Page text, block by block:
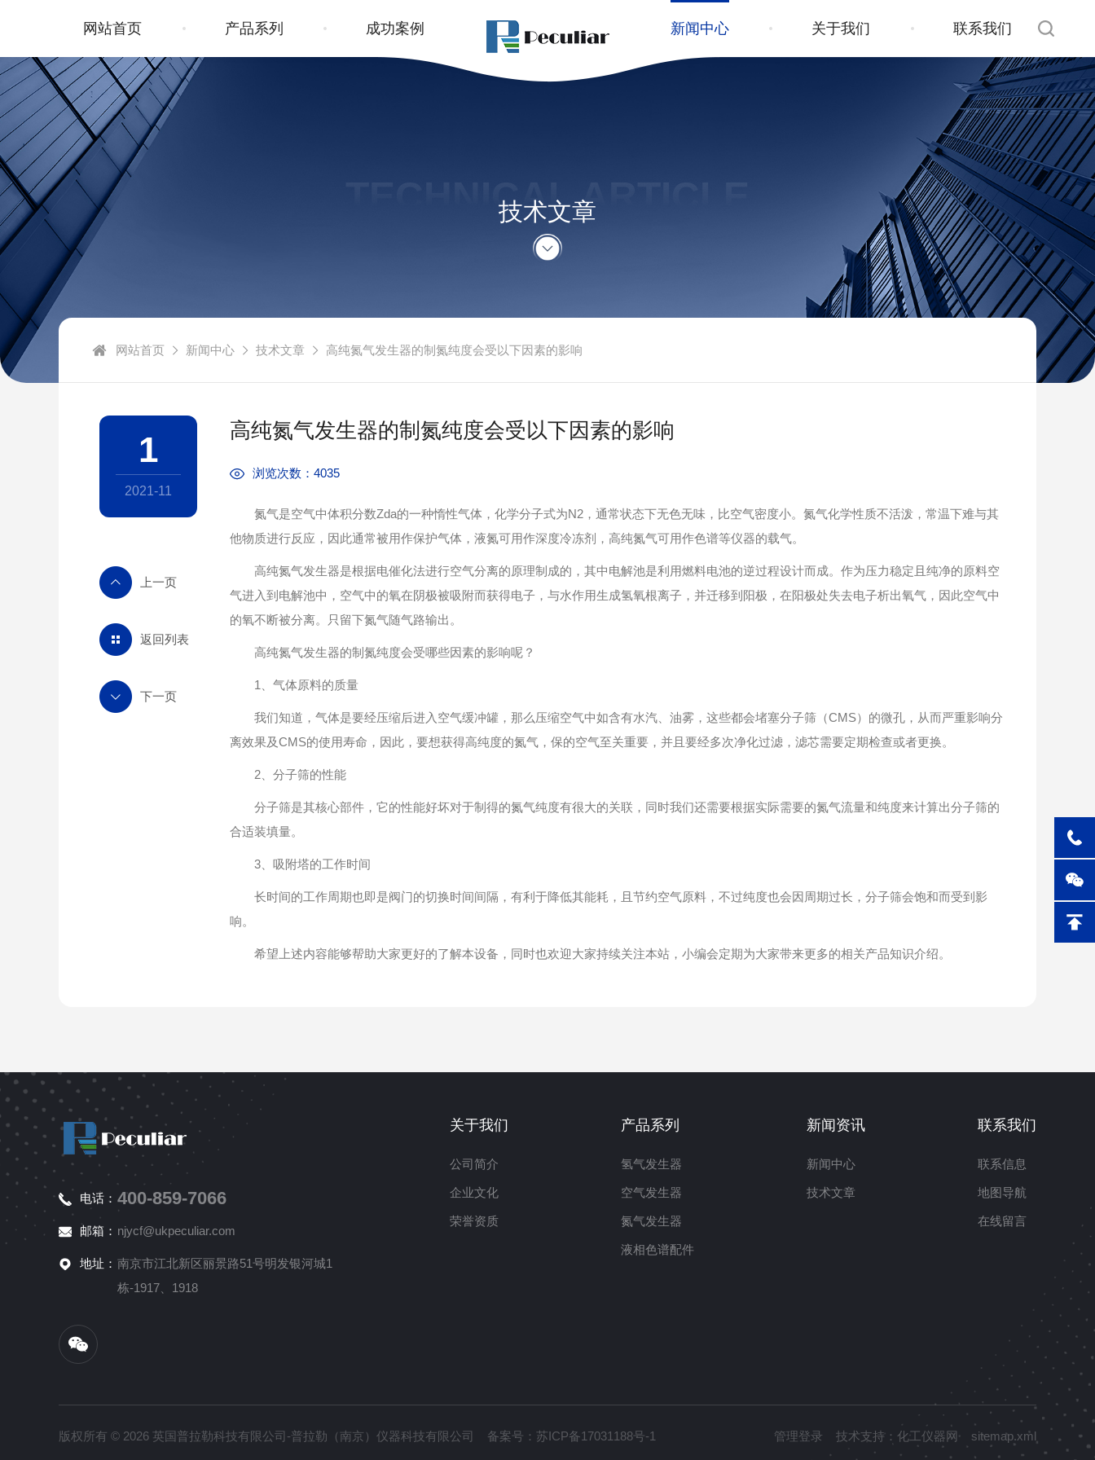
网站首页 产品系列 成功案例 新闻中心 关于我们 联系我们
TECHNICAL ARTICLE
技术文章
网站首页 新闻中心 技术文章 高纯氮气发生器的制氮纯度会受以下因素的影响
高纯氮气发生器的制氮纯度会受以下因素的影响
浏览次数：4035
氮气是空气中体积分数Zda的一种惰性气体，化学分子式为N2，通常状态下无色无味，比空气密度小。氮气化学性质不活泼，常温下难与其
他物质进行反应，因此通常被用作保护气体，液氮可用作深度冷冻剂，高纯氮气可用作色谱等仪器的载气。
高纯氮气发生器是根据电催化法进行空气分离的原理制成的，其中电解池是利用燃料电池的逆过程设计而成。作为压力稳定且纯净的原料空
气进入到电解池中，空气中的氧在阴极被吸附而获得电子，与水作用生成氢氧根离子，并迁移到阳极，在阳极处失去电子析出氧气，因此空气中
的氧不断被分离。只留下氮气随气路输出。
高纯氮气发生器的制氮纯度会受哪些因素的影响呢？
1、气体原料的质量
我们知道，气体是要经压缩后进入空气缓冲罐，那么压缩空气中如含有水汽、油雾，这些都会堵塞分子筛（CMS）的微孔，从而严重影响分
离效果及CMS的使用寿命，因此，要想获得高纯度的氮气，保的空气至关重要，并且要经多次净化过滤，滤芯需要定期检查或者更换。
2、分子筛的性能
分子筛是其核心部件，它的性能好坏对于制得的氮气纯度有很大的关联，同时我们还需要根据实际需要的氮气流量和纯度来计算出分子筛的
合适装填量。
3、吸附塔的工作时间
长时间的工作周期也即是阀门的切换时间间隔，有利于降低其能耗，且节约空气原料，不过纯度也会因周期过长，分子筛会饱和而受到影
响。
希望上述内容能够帮助大家更好的了解本设备，同时也欢迎大家持续关注本站，小编会定期为大家带来更多的相关产品知识介绍。
1
2021-11
返回列表
电话： 400-859-7066
邮箱： njycf@ukpeculiar.com
地址： 南京市江北新区丽景路51号明发银河城1
栋-1917、1918
关于我们
公司简介
企业文化
荣誉资质
产品系列
氢气发生器
空气发生器
氮气发生器
液相色谱配件
新闻资讯
新闻中心
技术文章
联系我们
联系信息
地图导航
在线留言
版权所有 © 2026 英国普拉勒科技有限公司-普拉勒（南京）仪器科技有限公司 备案号： 苏ICP备17031188号-1 管理登录 技术支持： 化工仪器网 sitemap.xml